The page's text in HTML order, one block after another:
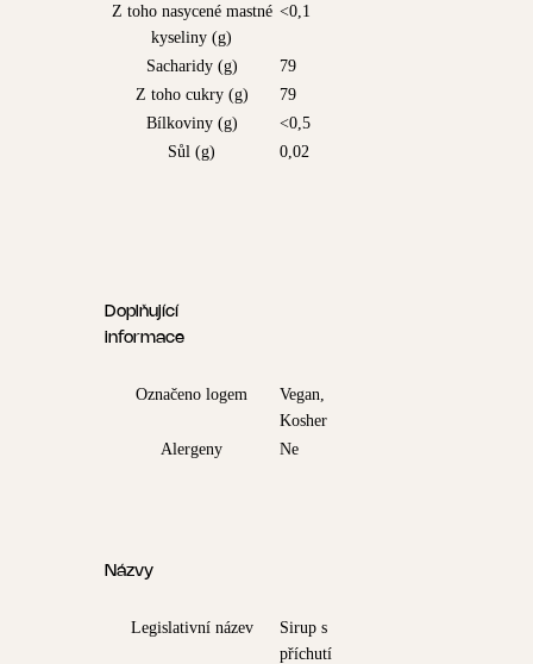
Z toho nasycené mastné
kyseliny (g)
<0,1
Sacharidy (g)
79
Z toho cukry (g)
79
Bílkoviny (g)
<0,5
Sůl (g)
0,02
Doplňující
informace
Označeno logem
Vegan,
Kosher
Alergeny
Ne
Názvy
Legislativní název
Sirup s
příchutí